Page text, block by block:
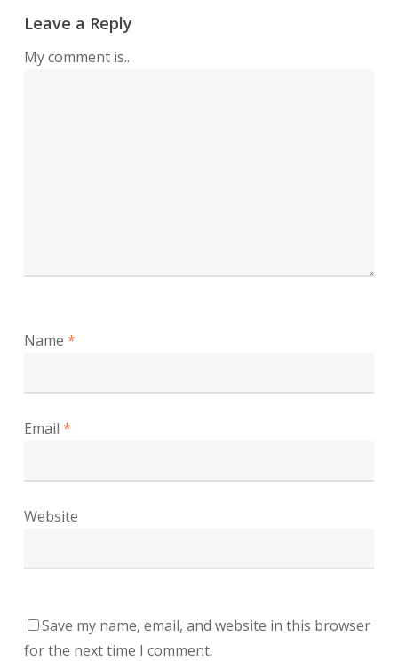
Leave a Reply
My comment is..
Name *
Email *
Website
Save my name, email, and website in this browser
for the next time I comment.